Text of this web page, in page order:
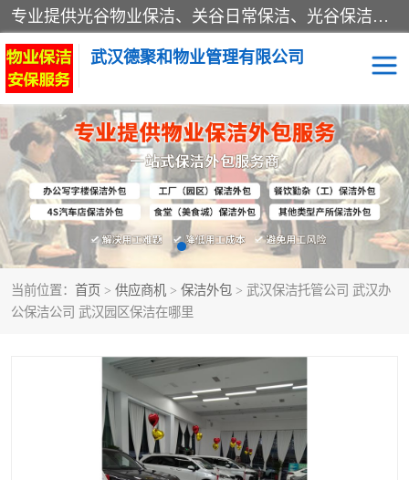
专业提供光谷物业保洁、关谷日常保洁、光谷保洁外包及武汉其他城区的单位日常保洁 武汉德聚和物业管理有限公司致力于打造中国专业物业保洁服务、日常保洁及其他保洁清洗外包服务。自公司成立以来提倡以先进的物业管理理念和模式经营，谋篇布局，以“至诚服务、精益求精、规范管理、锐意拓新”为质量方针，强化内部管理，为业主提供专业化、标准化和精细化的全方位物业服务，管理服务水平得到了广大业主和业内人士的一致好评。
武汉德聚和物业管理有限公司
当前位置： 首页 > 供应商机 > 保洁外包 > 武汉保洁托管公司 武汉办
公保洁公司 武汉园区保洁在哪里
保洁外包